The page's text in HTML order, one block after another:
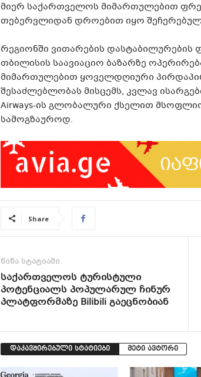
მიერ საქართველოს მიმართულებით
თებერვლიდან დროებით იყო
რეგიონში ვითარების დასტაბილურების
თბილისის საავიაციო ბაზარზე
მიმართულებით ყოველდღიური
შესაძლებლობას მისცემს, კვლავ
Airways-ის გლობალური ქსელით
სამოგზაუროდ.
Share
წინა სტატიაში
საქართველოს ტურისტული
პოტენციალს პოპულარულ ჩინურ
პლატფორმაზე Bilibili გაეცნობიან
დაკავშირებული სტატიები მეტი ავტორი